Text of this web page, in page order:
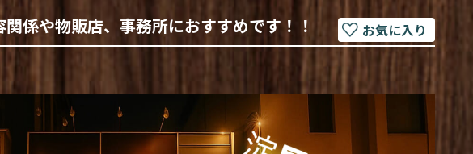
係や物販店、事務所におすすめです！！